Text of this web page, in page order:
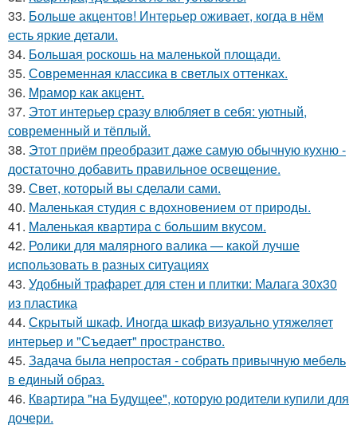
33. Больше акцентов! Интерьер оживает, когда в нём
есть яркие детали.
34. Большая роскошь на маленькой площади.
35. Современная классика в светлых оттенках.
36. Мрамор как акцент.
37. Этот интерьер сразу влюбляет в себя: уютный,
современный и тёплый.
38. Этот приём преобразит даже самую обычную кухню -
достаточно добавить правильное освещение.
39. Свет, который вы сделали сами.
40. Маленькая студия с вдохновением от природы.
41. Маленькая квартира с большим вкусом.
42. Ролики для малярного валика — какой лучше
использовать в разных ситуациях
43. Удобный трафарет для стен и плитки: Малага 30х30
из пластика
44. Скрытый шкаф. Иногда шкаф визуально утяжеляет
интерьер и "Съедает" пространство.
45. Задача была непростая - собрать привычную мебель
в единый образ.
46. Квартира "на Будущее", которую родители купили для
дочери.